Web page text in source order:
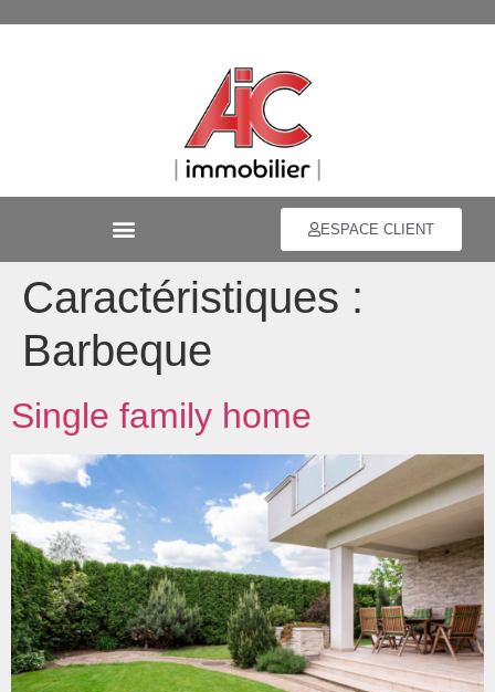
ESPACE CLIENT
Caractéristiques :
Barbeque
Single family home